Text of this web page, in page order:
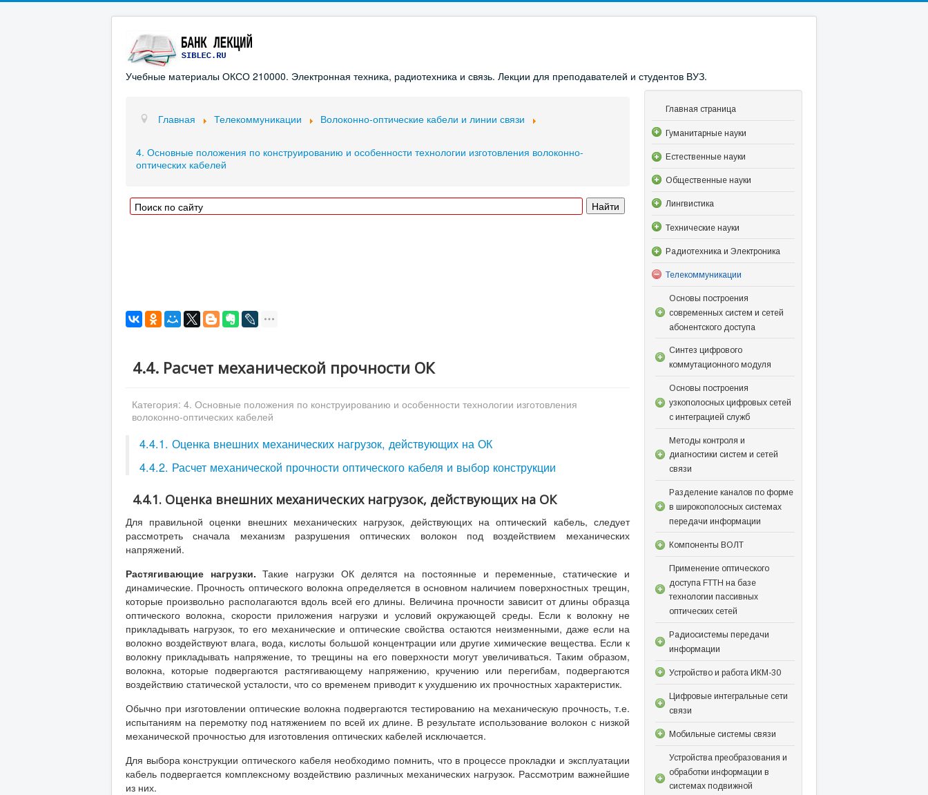
Учебные материалы ОКСО 210000. Электронная техника, радиотехника и связь. Лекции для преподавателей и студентов ВУЗ.
Главная Телекоммуникации Волоконно-оптические кабели и линии связи
4. Основные положения по конструированию и особенности технологии изготовления волоконно-
оптических кабелей
4.4. Расчет механической прочности ОК
Категория: 4. Основные положения по конструированию и особенности технологии изготовления
волоконно-оптических кабелей
4.4.1. Оценка внешних механических нагрузок, действующих на ОК
4.4.2. Расчет механической прочности оптического кабеля и выбор конструкции
4.4.1. Оценка внешних механических нагрузок, действующих на ОК
Для правильной оценки внешних механических нагрузок, действующих на оптический кабель, следует
рассмотреть сначала механизм разрушения оптических волокон под воздействием механических
напряжений.
Растягивающие нагрузки. Такие нагрузки ОК делятся на постоянные и переменные, статические и
динамические. Прочность оптического волокна определяется в основном наличием поверхностных трещин,
которые произвольно располагаются вдоль всей его длины. Величина прочности зависит от длины образца
оптического волокна, скорости приложения нагрузки и условий окружающей среды. Если к волокну не
прикладывать нагрузок, то его механические и оптические свойства остаются неизменными, даже если на
волокно воздействуют влага, вода, кислоты большой концентрации или другие химические вещества. Если к
волокну прикладывать напряжение, то трещины на его поверхности могут увеличиваться. Таким образом,
волокна, которые подвергаются растягивающему напряжению, кручению или перегибам, подвергаются
воздействию статической усталости, что со временем приводит к ухудшению их прочностных характеристик.
Обычно при изготовлении оптические волокна подвергаются тестированию на механическую прочность, т.е.
испытаниям на перемотку под натяжением по всей их длине. В результате использование волокон с низкой
механической прочностью для изготовления оптических кабелей исключается.
Для выбора конструкции оптического кабеля необходимо помнить, что в процессе прокладки и эксплуатации
кабель подвергается комплексному воздействию различных механических нагрузок. Рассмотрим важнейшие
из них.
Главная страница
Гуманитарные науки
Естественные науки
Общественные науки
Лингвистика
Технические науки
Радиотехника и Электроника
Телекоммуникации
Основы построения
современных систем и сетей
абонентского доступа
Синтез цифрового
коммутационного модуля
Основы построения
узкополосных цифровых сетей
с интеграцией служб
Методы контроля и
диагностики систем и сетей
связи
Разделение каналов по форме
в широкополосных системах
передачи информации
Компоненты ВОЛТ
Применение оптического
доступа FTTH на базе
технологии пассивных
оптических сетей
Радиосистемы передачи
информации
Устройство и работа ИКМ-30
Цифровые интегральные сети
связи
Мобильные системы связи
Устройства преобразования и
обработки информации в
системах подвижной